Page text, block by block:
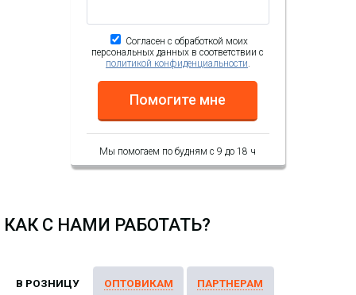
Цена:55 769.69 р.
КУПИТЬ
Согласен с обработкой моих
персональных данных в соответствии с
политикой конфиденциальности
Помогите мне
Мы помогаем по будням с 9 до 18 ч
КАК С НАМИ РАБОТАТЬ?